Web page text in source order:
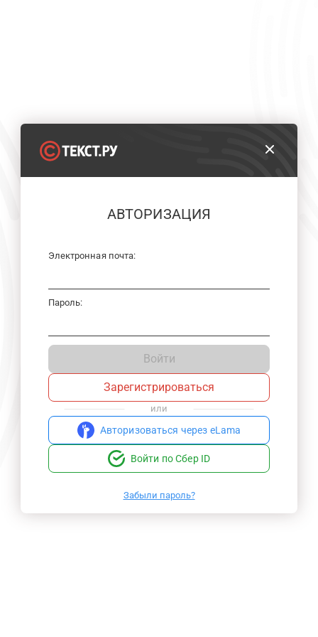
АВТОРИЗАЦИЯ
Электронная почта:
Пароль:
Войти
Зарегистрироваться
или
Авторизоваться через eLama
Войти по Сбер ID
Забыли пароль?